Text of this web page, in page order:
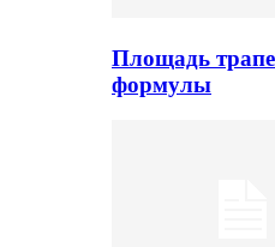
Площадь
формулы